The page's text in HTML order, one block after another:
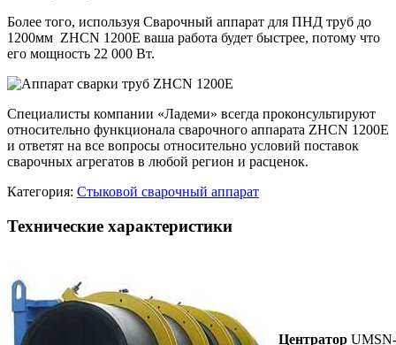
Более того, используя Сварочный аппарат для ПНД труб до
1200мм ZHCN 1200Е ваша работа будет быстрее, потому что
его мощность 22 000 Вт.
Специалисты компании «Ладеми» всегда проконсультируют
относительно функционала сварочного аппарата ZHCN 1200Е
и ответят на все вопросы относительно условий поставок
сварочных агрегатов в любой регион и расценок.
Категория: Стыковой сварочный аппарат
Технические характеристики
Центратор